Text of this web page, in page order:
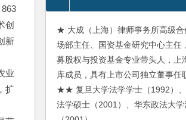
创
新
业
扩
★ 大成（上海）律师事务所高级合
场部主任、国资基金研究中心主任
募股权与投资基金专业带头人，上
库成员，具有上市公司独立董事任
★★ 复旦大学法学学士（1992）
法学硕士（2001）、华东政法大